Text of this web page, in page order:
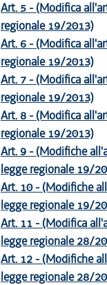
Art. 5 - (Modifica
regionale 19/2013)
Art. 6 - (Modifica
regionale 19/2013)
Art. 7 - (Modifica
regionale 19/2013)
Art. 8 - (Modifica
regionale 19/2013)
Art. 9 - (Modifiche
legge regionale 19/
Art. 10 - (Modifiche
legge regionale 19/
Art. 11 - (Modifica
legge regionale 28/
Art. 12 - (Modifiche
legge regionale 28/